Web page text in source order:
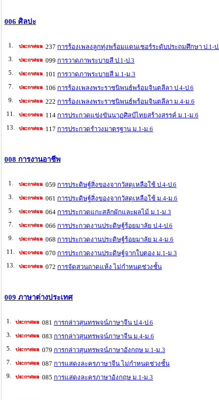
006 ศิลปะ
1. 237 การร้องเพลงลูกทุ่งพร้อมแดนเซอร์ระดับประถมศึกษา ป.1-ป
3.
099 การวาดภาพระบายสี ป.1-ป.3
5.
101 การวาดภาพระบายสี ม.1-ม.3
7.
106 การร้องเพลงพระราชนิพนธ์พร้อมจินตลีลา ป.4-ป.6
9.
222 การร้องเพลงพระราชนิพนธ์พร้อมจินตลีลา ม.4-ม.6
11.
114 การประกวดแข่งขันนาฏศิลป์ไทยสร้างสรรค์ ม.1-ม.6
13.
117 การประกวดรำวงมาตรฐาน ม.1-ม.6
008 การงานอาชีพ
1. 059 การประดิษฐ์สิ่งของจากวัสดุเหลือใช้ ป.4-ป.6
3.
061 การประดิษฐ์สิ่งของจากวัสดุเหลือใช้ ม.4-ม.6
5.
064 การประกวดแกะสลักผักและผลไม้ ม.1-ม.3
7.
066 การประกวดงานประดิษฐ์ร้อยมาลัย ป.4-ป.6
9.
068 การประกวดงานประดิษฐ์ร้อยมาลัย ม.4-ม.6
11.
070 การประกวดงานประดิษฐ์จากใบตอง ม.1-ม.3
13.
072 การจัดสวนถาดแห้ง ไม่กำหนดช่วงชั้น
009 ภาษาต่างประเทศ
1. 081 การกล่าวสุนทรพจน์ภาษาจีน ป.4-ป.6
3.
083 การกล่าวสุนทรพจน์ภาษาจีน ม.4-ม.6
5.
079 การกล่าวสุนทรพจน์ภาษาอังกฤษ ม.1-ม.3
7.
087 การแสดงละครภาษาจีน ไม่กำหนดช่วงชั้น
9.
085 การแสดงละครภาษาอังกฤษ ม.1-ม.3